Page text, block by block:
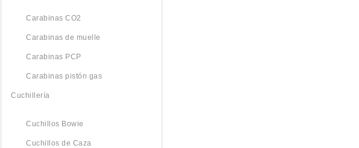
Carabinas CO2
Carabinas de muelle
Carabinas PCP
Carabinas pistón gas
Cuchillería
Cuchillos Bowie
Cuchillos de Caza